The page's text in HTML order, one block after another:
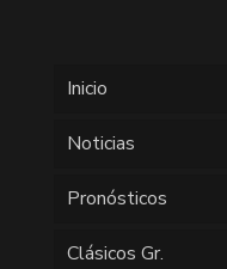
Inicio
Noticias
Pronósticos
Clásicos Gr.